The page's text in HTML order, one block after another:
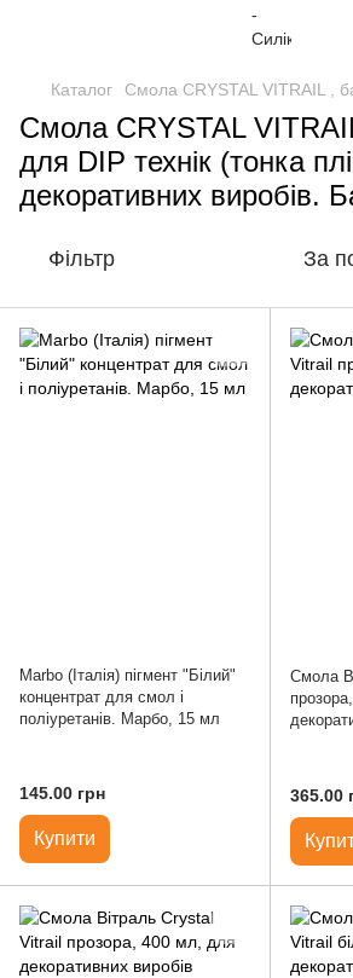
Каталог Смола CRYSTAL VITRAIL ,
Смола CRYSTAL
для DIP технік (тонка
декоративних виробів.
Фільтр За
Marbo (Італія) пігмент "Білий"
концентрат для смол і
поліуретанів. Марбо, 15 мл
145.00 грн
Купити
Смола
365.00